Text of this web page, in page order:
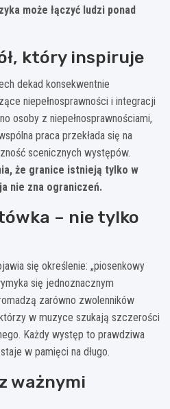
może łączyć ludzi ponad
który inspiruje
dekad konsekwentnie
niepełnosprawności i integracji
osoby z niepełnosprawnościami,
praca przekłada się na
scenicznych występów.
że granice istnieją tylko w
nie zna ograniczeń.
– nie tylko
się określenie: „piosenkowy
się jednoznacznym
zarówno zwolenników
w muzyce szukają szczerości
Każdy występ to prawdziwa
w pamięci na długo.
ważnymi